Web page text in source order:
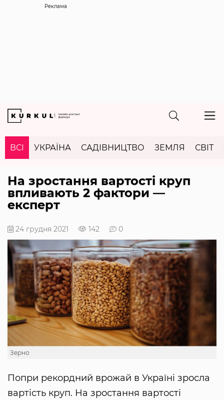
Реклама
ВСІ УКРАЇНА САДІВНИЦТВО ЗЕМЛЯ СВІТ
На зростання вартості круп
впливають 2 фактори —
експерт
24 грудня 2021 142 0
Зерно
Попри рекордний врожай в Україні зросла
вартість круп. На зростання вартості